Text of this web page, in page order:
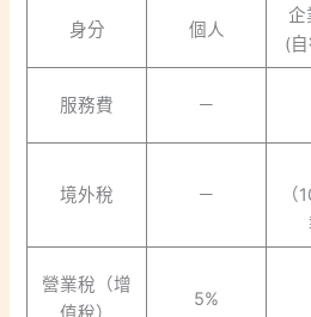
身分 個人
企
(
服務費 －
境外稅 －
（
營業稅（增
5%